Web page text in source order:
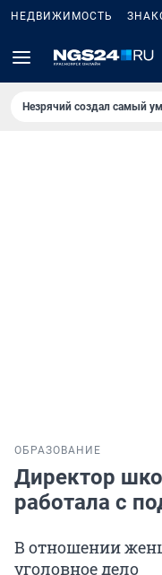
НЕДВИЖИМОСТЬ
Незрячий создал самый
ОБРАЗОВАНИЕ
Директор
работала с
В отношении
уголовное дело